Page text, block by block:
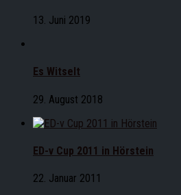
13. Juni 2019
Es Witselt
29. August 2018
ED-v Cup 2011 in Hörstein
22. Januar 2011